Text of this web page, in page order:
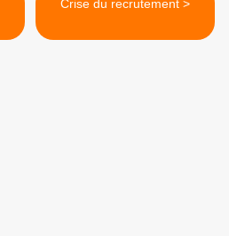
Crise du recrutement >